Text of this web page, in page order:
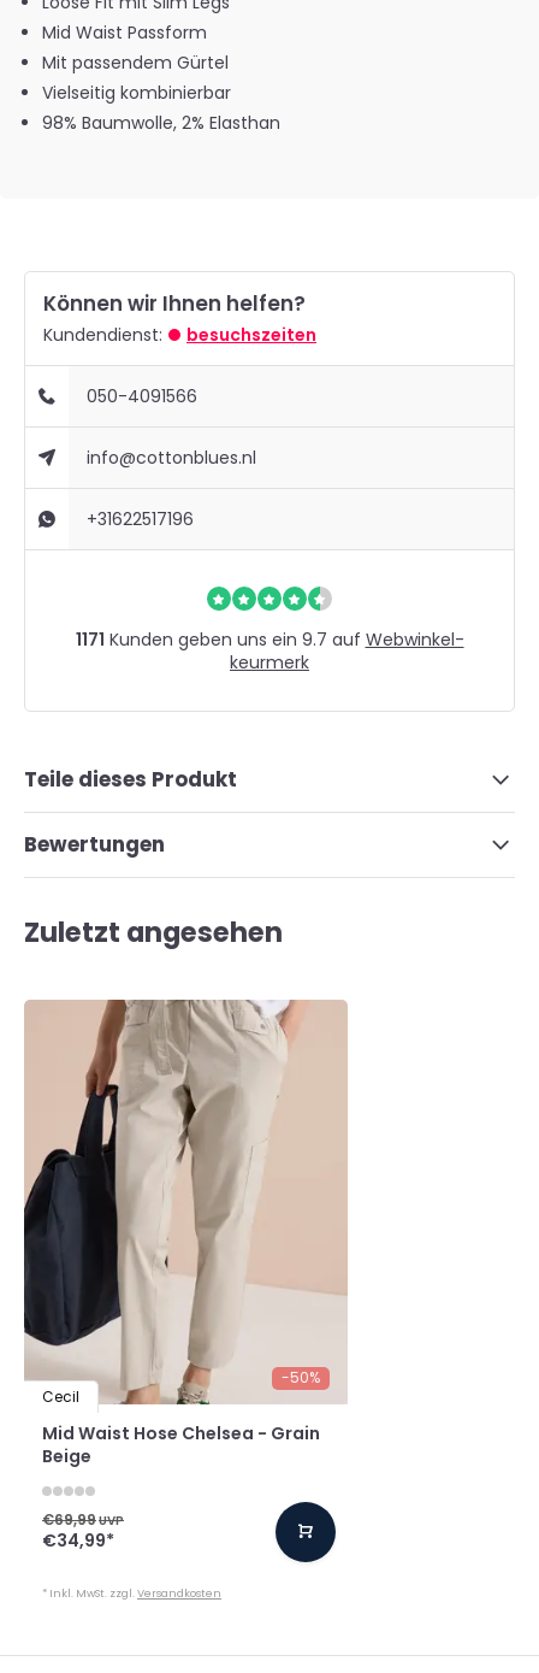
Mid Waist Passform
Mit passendem Gürtel
Vielseitig kombinierbar
98% Baumwolle, 2% Elasthan
Können wir Ihnen helfen?
Kundendienst: besuchszeiten
050-4091566
info@cottonblues.nl
+31622517196
1171 Kunden geben uns ein 9.7 auf Webwinkel-
keurmerk
Teile dieses Produkt
Bewertungen
Zuletzt angesehen
-50%
Cecil
Mid Waist Hose Chelsea - Grain
Beige
€69,99UVP
€34,99*
* Inkl. MwSt. zzgl.Versandkosten